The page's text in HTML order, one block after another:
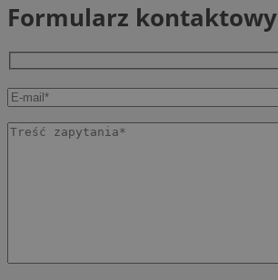
Formularz kontaktowy